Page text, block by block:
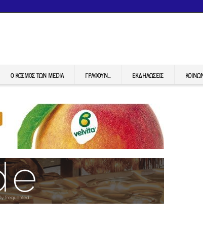
Ο ΚΟΣΜΟΣ ΤΩΝ MEDIA ΓΡΆΦΟΥΝ… ΕΚΔΗΛΏΣΕΙΣ